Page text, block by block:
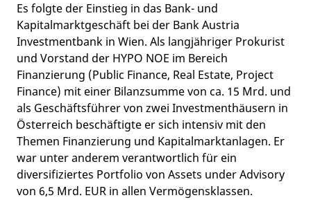
Es folgte der Einstieg in das Bank- und
Kapitalmarktgeschäft bei der Bank Austria
Investmentbank in Wien. Als langjähriger Prokurist
und Vorstand der HYPO NOE im Bereich
Finanzierung (Public Finance, Real Estate, Project
Finance) mit einer Bilanzsumme von ca. 15 Mrd. und
als Geschäftsführer von zwei Investmenthäusern in
Österreich beschäftigte er sich intensiv mit den
Themen Finanzierung und Kapitalmarktanlagen. Er
war unter anderem verantwortlich für ein
diversifiziertes Portfolio von Assets under Advisory
von 6,5 Mrd. EUR in allen Vermögensklassen.